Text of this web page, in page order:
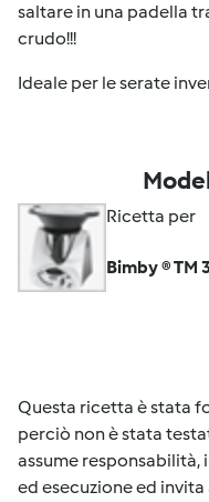
saltare in una padella
crudo!!!
Ideale per le serate
Ricetta per
Bimby ® TM
Questa ricetta è stata
perciò non è stata
assume
ed esecuzione ed